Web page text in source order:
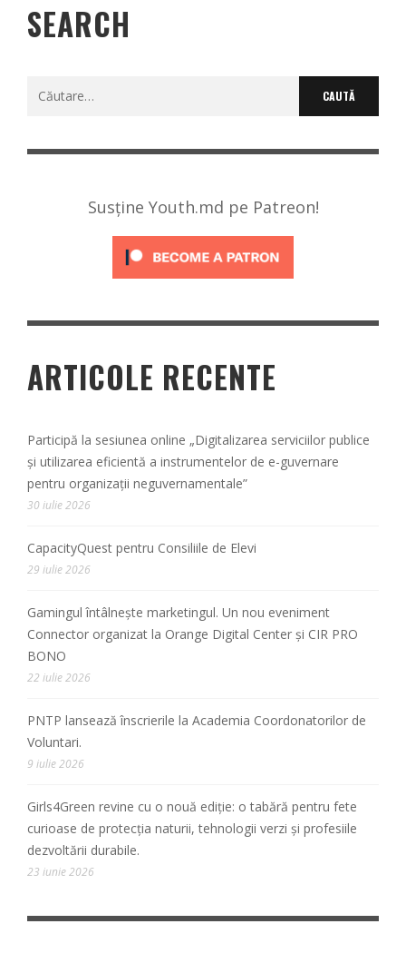
SEARCH
Caută
Susține Youth.md pe Patreon!
ARTICOLE RECENTE
Participă la sesiunea online „Digitalizarea serviciilor publice
și utilizarea eficientă a instrumentelor de e-guvernare
pentru organizații neguvernamentale”
30 iulie 2026
CapacityQuest pentru Consiliile de Elevi
29 iulie 2026
Gamingul întâlnește marketingul. Un nou eveniment
Connector organizat la Orange Digital Center și CIR PRO
BONO
22 iulie 2026
PNTP lansează înscrierile la Academia Coordonatorilor de
Voluntari.
9 iulie 2026
Girls4Green revine cu o nouă ediție: o tabără pentru fete
curioase de protecția naturii, tehnologii verzi și profesiile
dezvoltării durabile.
23 iunie 2026